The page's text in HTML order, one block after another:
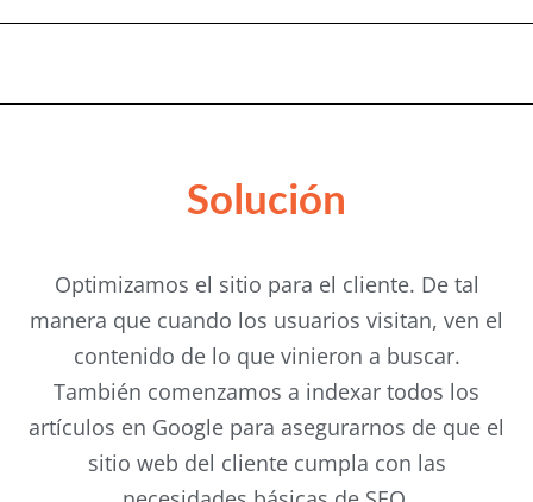
Solución
Optimizamos el sitio para el cliente. De tal
manera que cuando los usuarios visitan, ven el
contenido de lo que vinieron a buscar.
También comenzamos a indexar todos los
artículos en Google para asegurarnos de que el
sitio web del cliente cumpla con las